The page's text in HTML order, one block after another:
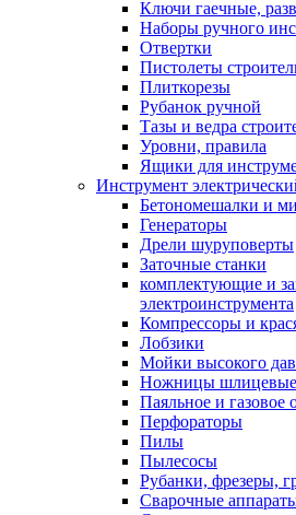
Ключи гаечные,
Наборы ручного
Отвертки
Пистолеты
Плиткорезы
Рубанок ручной
Тазы и ведра
Уровни, правила
Ящики для
Инструмент
Бетономешалки и
Генераторы
Дрели шуруповерты
Заточные станки
комплектующие и
электроинструмента
Компрессоры и
Лобзики
Мойки высокого
Ножницы шлицевые
Паяльное и газовое
Перфораторы
Пилы
Пылесосы
Рубанки, фрезеры,
Сварочные